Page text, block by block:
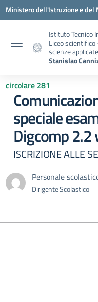
Vai ai contenuti
Vai al menu di navigazione
Vai al footer
Ministero dell'Istruzione e del
Istituto Tecnico
Liceo scientifico
scienze applicate
Stanislao
circolare 281
speciale
Digcomp 2.2
ISCRIZIONE ALLE
Personale
Dirigente Scolastico